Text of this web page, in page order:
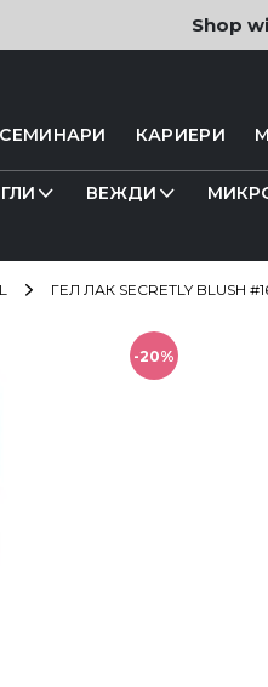
Shop
КАРИЕРИ
ВЕЖДИ
ГЕЛ ЛАК SECRETLY BLUSH
-20%